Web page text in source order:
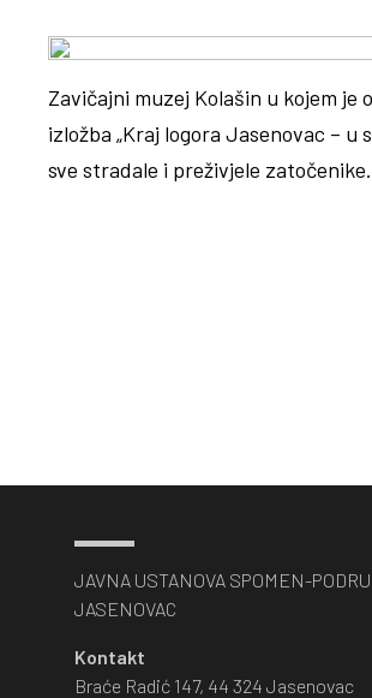
Zavičajni muzej Kolašin u kojem je
izložba „Kraj logora Jasenovac – u
sve stradale i preživjele
JAVNA USTANOVA SPOMEN-
JASENOVAC
Kontakt
Braće Radić 147, 44 324 Jasenovac